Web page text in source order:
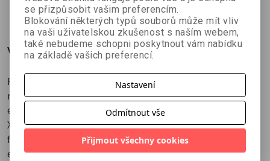
450 Kč 649 Kč 494 Kč 549 Kč
Více o knize
Představte si, že takhle sedíte se starším (moudřejším)
rodinným přítelem třeba v kavárně u šálku silného
espressa, a jak už to tak chodí, stěžujete si mezi řečí na
X, Y, Z: pracovní, srdeční či rodinné problémy, zdravotní,
finanční, psychické či jiné trable, anebo dokonce
existenciální problémy typu utrpení, smysl života či
se přizpůsobit vašim preferencím.
Blokování některých typů souborů může mít vliv
na vaši uživatelskou zkušenost s naším webem,
také nebudeme schopni poskytnout vám nabídku
na základě vašich preferencí.
Nastavení
Odmítnout vše
Přijmout všechny cookies